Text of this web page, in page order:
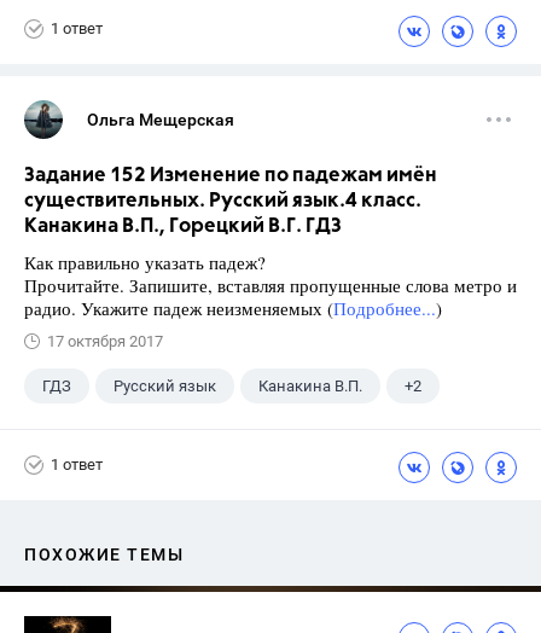
1 ответ
Ольга Мещерская
Задание 152 Изменение по падежам имён
существительных. Русский язык.4 класс.
Канакина В.П., Горецкий В.Г. ГДЗ
Как правильно указать падеж?
Прочитайте. Запишите, вставляя пропущенные слова метро и
радио. Укажите падеж неизменяемых (Подробнее...)
17 октября 2017
ГДЗ Русский язык Канакина В.П. +2
1 ответ
ПОХОЖИЕ ТЕМЫ